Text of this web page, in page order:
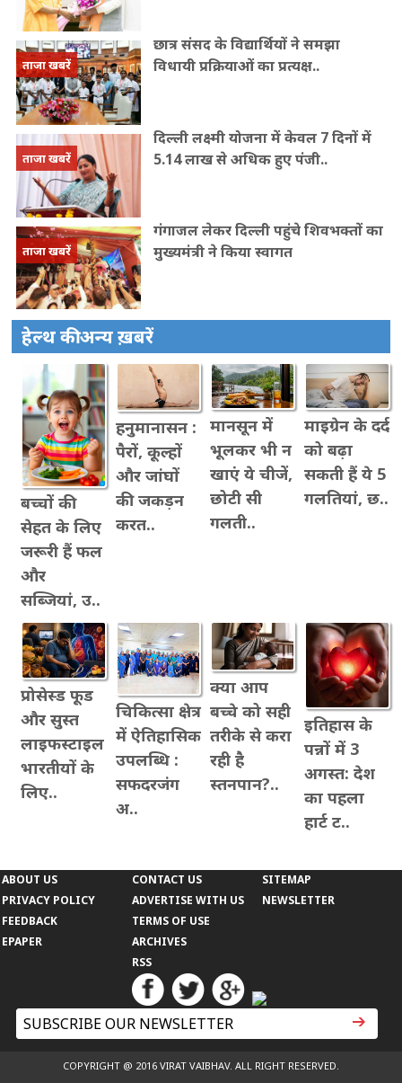
ताजा खबरें
छात्र संसद के विद्यार्थियों ने समझा
विधायी प्रक्रियाओं का प्रत्यक्ष..
ताजा खबरें
दिल्ली लक्ष्मी योजना में केवल 7 दिनों में
5.14 लाख से अधिक हुए पंजी..
ताजा खबरें
गंगाजल लेकर दिल्ली पहुंचे शिवभक्तों का
मुख्यमंत्री ने किया स्वागत
हेल्थ की अन्य ख़बरें
बच्चों की
सेहत के लिए
जरूरी हैं फल
और
सब्जियां, उ..
हनुमानासन :
पैरों, कूल्हों
और जांघों
की जकड़न
करत..
मानसून में
भूलकर भी न
खाएं ये चीजें,
छोटी सी
गलती..
माइग्रेन के दर्द
को बढ़ा
सकती हैं ये 5
गलतियां, छ..
प्रोसेस्ड फूड
और सुस्त
लाइफस्टाइल
भारतीयों के
लिए..
चिकित्सा क्षेत्र
में ऐतिहासिक
उपलब्धि :
सफदरजंग
अ..
क्या आप
बच्चे को सही
तरीके से करा
रही है
स्तनपान?..
इतिहास के
पन्नों में 3
अगस्त: देश
का पहला
हार्ट ट..
ABOUT US
PRIVACY POLICY
CONTACT US
ADVERTISE WITH US
SITEMAP
NEWSLETTER
FEEDBACK
EPAPER
TERMS OF USE
ARCHIVES
RSS
COPYRIGHT @ 2016 VIRAT VAIBHAV. ALL RIGHT RESERVED.